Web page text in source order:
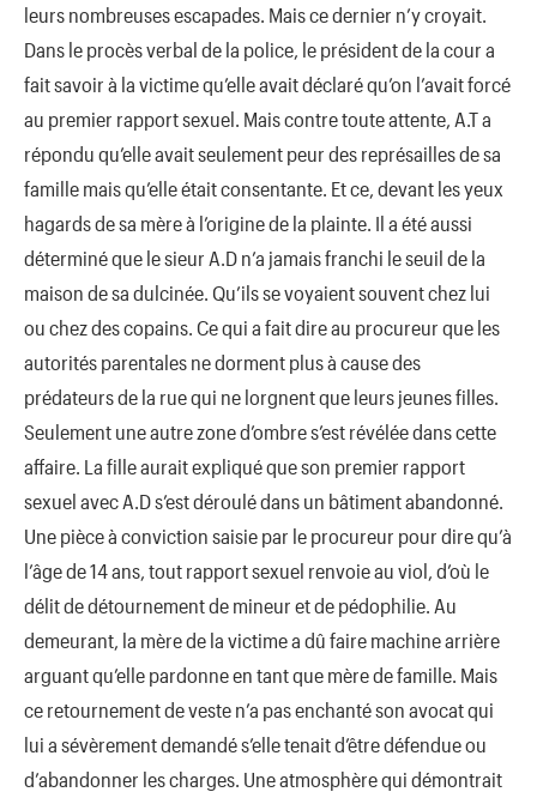
leurs nombreuses escapades. Mais ce dernier n’y croyait.
Dans le procès verbal de la police, le président de la cour a
fait savoir à la victime qu’elle avait déclaré qu’on l’avait forcé
au premier rapport sexuel. Mais contre toute attente, A.T a
répondu qu’elle avait seulement peur des représailles de sa
famille mais qu’elle était consentante. Et ce, devant les yeux
hagards de sa mère à l’origine de la plainte. Il a été aussi
déterminé que le sieur A.D n’a jamais franchi le seuil de la
maison de sa dulcinée. Qu’ils se voyaient souvent chez lui
ou chez des copains. Ce qui a fait dire au procureur que les
autorités parentales ne dorment plus à cause des
prédateurs de la rue qui ne lorgnent que leurs jeunes filles.
Seulement une autre zone d’ombre s’est révélée dans cette
affaire. La fille aurait expliqué que son premier rapport
sexuel avec A.D s’est déroulé dans un bâtiment abandonné.
Une pièce à conviction saisie par le procureur pour dire qu’à
l’âge de 14 ans, tout rapport sexuel renvoie au viol, d’où le
délit de détournement de mineur et de pédophilie. Au
demeurant, la mère de la victime a dû faire machine arrière
arguant qu’elle pardonne en tant que mère de famille. Mais
ce retournement de veste n’a pas enchanté son avocat qui
lui a sévèrement demandé s’elle tenait d’être défendue ou
d’abandonner les charges. Une atmosphère qui démontrait